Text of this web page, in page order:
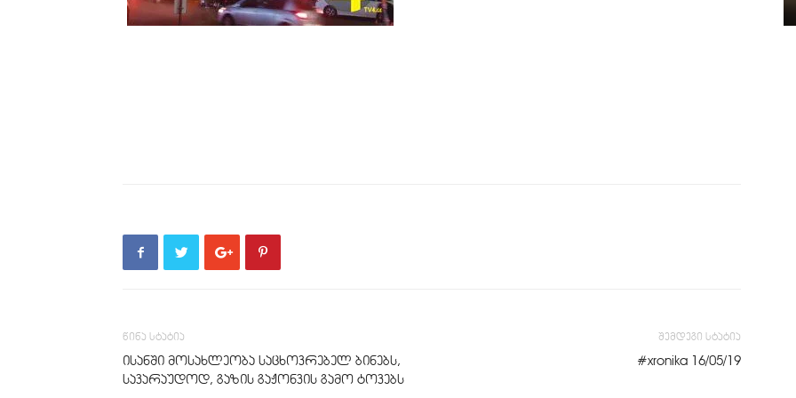
წინა სტატია
ისანში მოსახლეობა საცხოვრებელ ბინებს,
სავარაუდოდ, გაზის გაჟონვის გამო ტოვებს
შემდეგი სტატია
#xronika 16/05/19